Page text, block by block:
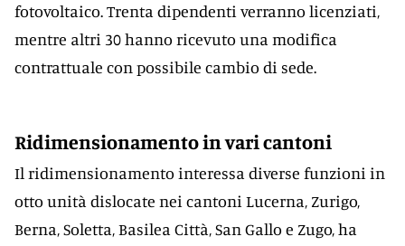
fotovoltaico. Trenta dipendenti verranno licenziati,
mentre altri 30 hanno ricevuto una modifica
contrattuale con possibile cambio di sede.
Ridimensionamento in vari cantoni
Il ridimensionamento interessa diverse funzioni in
otto unità dislocate nei cantoni Lucerna, Zurigo,
Berna, Soletta, Basilea Città, San Gallo e Zugo, ha